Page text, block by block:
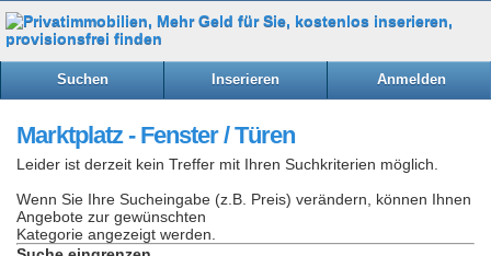
Suchen Inserieren Anmelden
Marktplatz - Fenster / Türen
Leider ist derzeit kein Treffer mit Ihren Suchkriterien möglich.
Wenn Sie Ihre Sucheingabe (z.B. Preis) verändern, können Ihnen
Angebote zur gewünschten
Kategorie angezeigt werden.